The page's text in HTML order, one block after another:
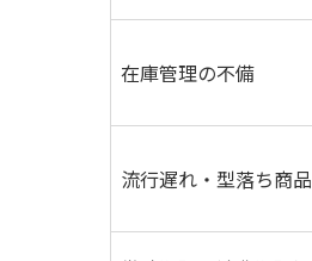
在庫管理の不備
流行遅れ・型落ち商品